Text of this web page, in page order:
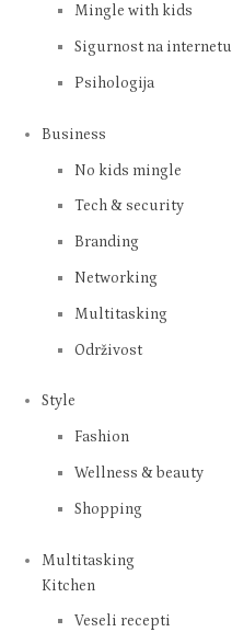
Mingle with kids
Sigurnost na internetu
Psihologija
Business
No kids mingle
Tech & security
Branding
Networking
Multitasking
Održivost
Style
Fashion
Wellness & beauty
Shopping
Multitasking
Kitchen
Veseli recepti